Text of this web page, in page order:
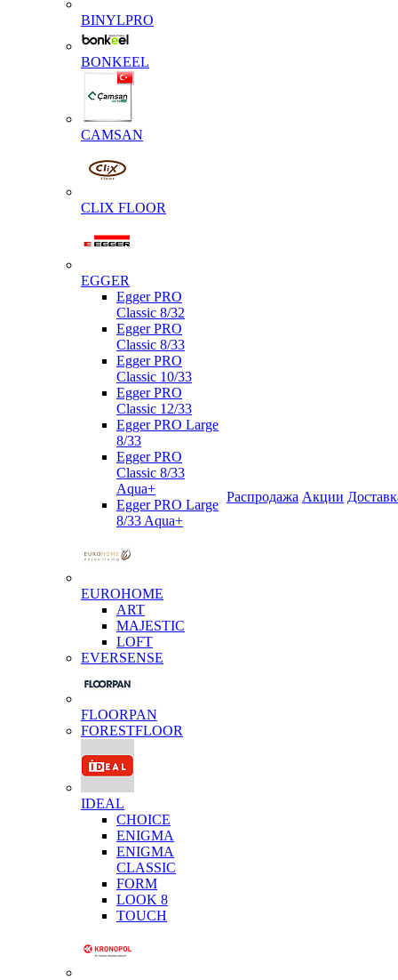
BINYLPRO
BONKEEL
CAMSAN
CLIX FLOOR
EGGER
Egger PRO
Classic 8/32
Egger PRO
Classic 8/33
Egger PRO
Classic 10/33
Egger PRO
Classic 12/33
Egger PRO Large
8/33
Egger PRO
Classic 8/33
Aqua+
Egger PRO Large
8/33 Aqua+
EUROHOME
ART
MAJESTIC
LOFT
EVERSENSE
FLOORPAN
FORESTFLOOR
IDEAL
CHOICE
ENIGMA
ENIGMA
CLASSIC
FORM
LOOK 8
TOUCH
Распродажа Акции